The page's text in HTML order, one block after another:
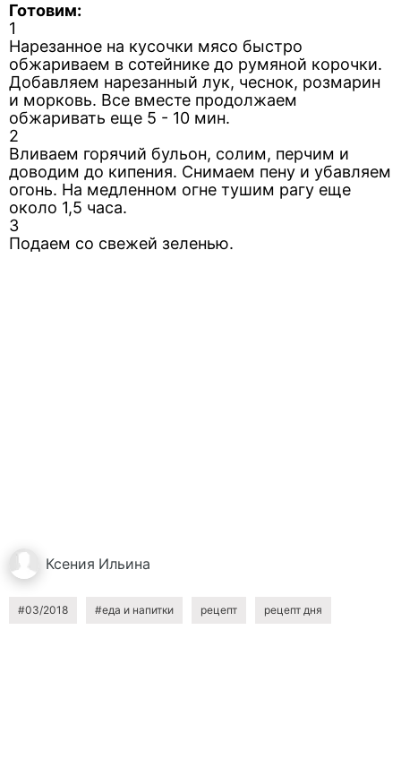
Готовим:
1
Нарезанное на кусочки мясо быстро
обжариваем в сотейнике до румяной корочки.
Добавляем нарезанный лук, чеснок, розмарин
и морковь. Все вместе продолжаем
обжаривать еще 5 - 10 мин.
2
Вливаем горячий бульон, солим, перчим и
доводим до кипения. Снимаем пену и убавляем
огонь. На медленном огне тушим рагу еще
около 1,5 часа.
3
Подаем со свежей зеленью.
Ксения Ильина
#03/2018 #еда и напитки рецепт рецепт дня